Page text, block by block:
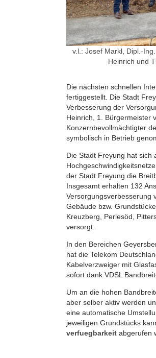
v.l.: Josef Markl, Dipl.-
Heinrich und
Die nächsten schnellen
fertiggestellt. Die Stadt
Verbesserung der
Heinrich, 1. Bürgermeister
Konzernbevollmächtigter
symbolisch in Betrieb
Die Stadt Freyung hat sich
der Stadt Freyung die
Insgesamt erhalten 132
Versorgungsverbesserung
Gebäude bzw.
Kreuzberg, Perlesöd,
versorgt.
In den Bereichen
hat die Telekom
Kabelverzweiger mit
sofort dank VDSL
Um an die hohen
aber selber aktiv werden
eine automatische
jeweiligen Grundstücks
verfuegbarkeit abgerufen